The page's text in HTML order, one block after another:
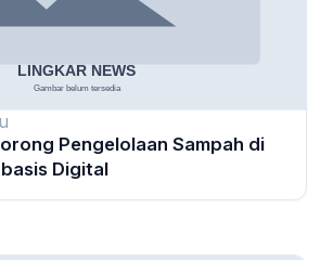
Pengelolaan Sampah di
Digital